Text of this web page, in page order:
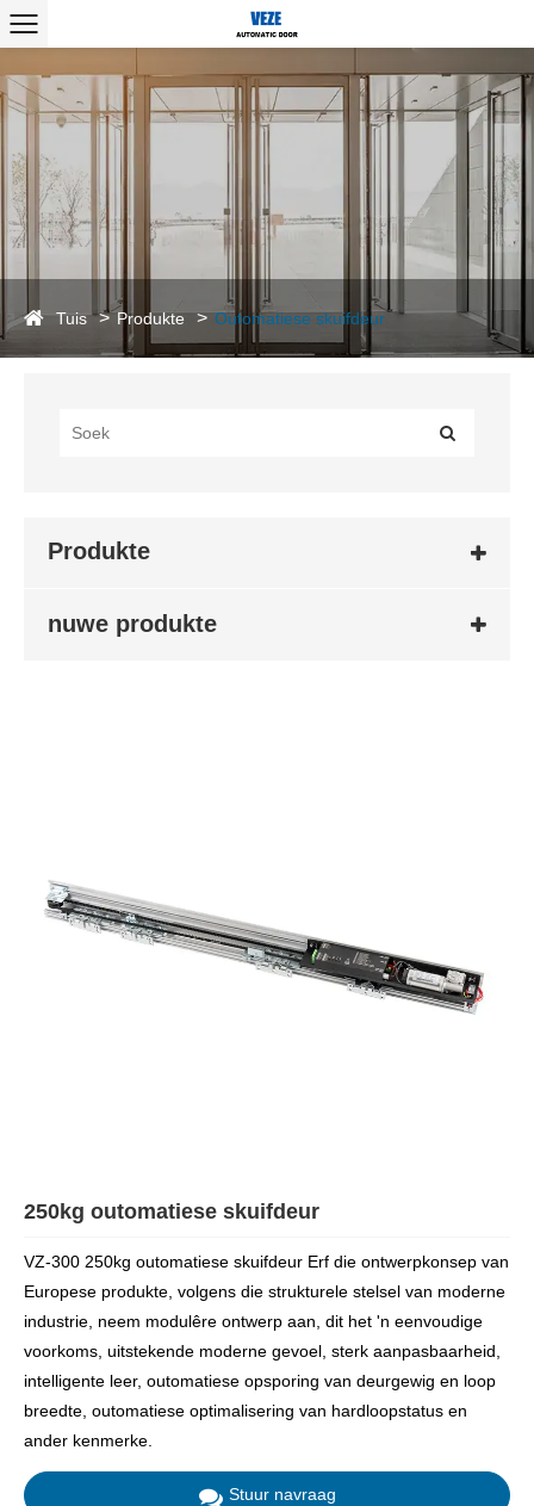
Tuis Produkte Outomatiese skuifdeur
Produkte
nuwe produkte
250kg outomatiese skuifdeur
VZ-300 250kg outomatiese skuifdeur Erf die ontwerpkonsep van
Europese produkte, volgens die strukturele stelsel van moderne
industrie, neem modulêre ontwerp aan, dit het 'n eenvoudige
voorkoms, uitstekende moderne gevoel, sterk aanpasbaarheid,
intelligente leer, outomatiese opsporing van deurgewig en loop
breedte, outomatiese optimalisering van hardloopstatus en
ander kenmerke.
Stuur navraag